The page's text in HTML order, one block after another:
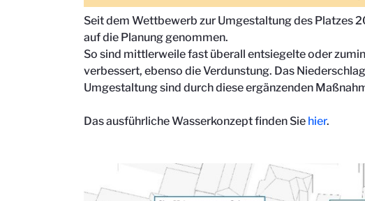
Seit dem Wettbewerb zur Umgestaltung des Platzes
auf die Planung genommen.
So sind mittlerweile fast überall entsiegelte oder
verbessert, ebenso die Verdunstung. Das
Umgestaltung sind durch diese ergänzenden
Das ausführliche Wasserkonzept finden Sie hier.